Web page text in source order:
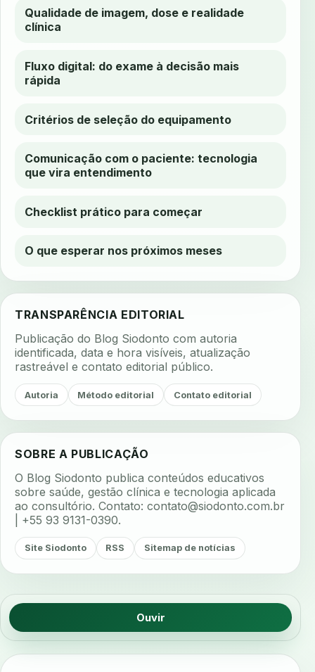
Qualidade de imagem, dose e realidade
clínica
Fluxo digital: do exame à decisão mais
rápida
Critérios de seleção do equipamento
Comunicação com o paciente: tecnologia
que vira entendimento
Checklist prático para começar
O que esperar nos próximos meses
TRANSPARÊNCIA EDITORIAL
Publicação do Blog Siodonto com autoria
identificada, data e hora visíveis, atualização
rastreável e contato editorial público.
Autoria Método editorial Contato editorial
SOBRE A PUBLICAÇÃO
O Blog Siodonto publica conteúdos educativos
sobre saúde, gestão clínica e tecnologia aplicada
ao consultório. Contato: contato@siodonto.com.br
| +55 93 9131-0390.
Site Siodonto RSS Sitemap de notícias
Ouvir